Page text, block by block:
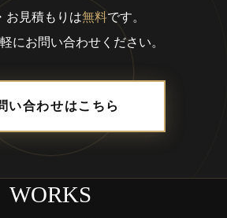
お見積もりは無料です。
にお問い合わせください。
い合わせはこちら
WORKS